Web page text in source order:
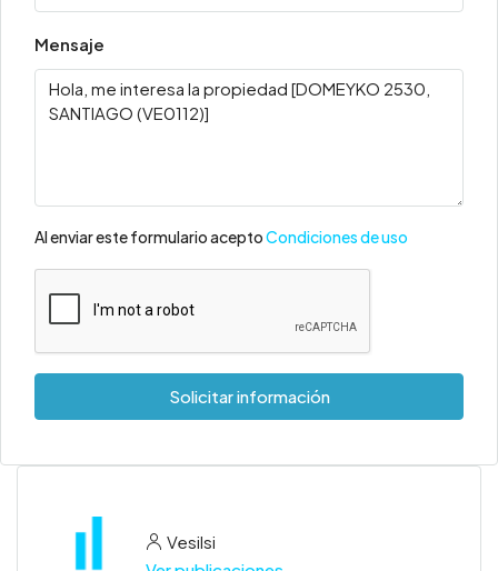
Mensaje
Al enviar este formulario aceptoCondiciones de uso
Solicitar información
Vesilsi